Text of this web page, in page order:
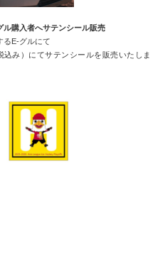
購入者へサテンシール販売
E-グルにて
み）にてサテンシールを販売いたしま